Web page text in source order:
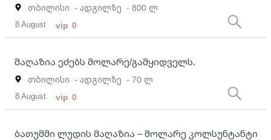
თბილისი - ადგილზე - 800 ლ
8 August vip 0
მაღაზია ეძებს მოლარე/გამყიდველს.
თბილისი - ადგილზე - 70 ლ
8 August vip 0
ბათუმში ლუდის მაღაზია – მოლარე კოლსუნტანტი